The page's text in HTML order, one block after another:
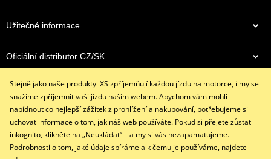
Protiskluzový panel
Ventilační systém AirVent
Nastavitelný pas
Zapínání nohavic pomocí zipu a suchého zipu
Krátký spojovací zip (20 cm) YKK® 8VS
Dostupné v pánské i dámské verzi (pánská verze: ZG65315)
Konstrukce testována podle normy EN17092-3:2020 (AA)
PDF size chart GMS
Užitečné informace
Oficiální distributor CZ/SK
Kontaktujte nás
info@ixs-motopoint.cz
Po - Pá (8:00 - 16:30)
Stejně jako naše produkty iXS zpříjemňují každou jízdu na motorce, i my se
snažíme zpříjemnit vaši jízdu naším webem. Abychom vám mohli
nabídnout co nejlepší zážitek z prohlížení a nakupování, potřebujeme si
uchovat informace o tom, jak náš web používáte. Pokud si přejete zůstat
inkognito, klikněte na „Neukládat“ – a my si vás nezapamatujeme.
Podrobnosti o tom, jaké údaje sbíráme a k čemu je používáme, najdete